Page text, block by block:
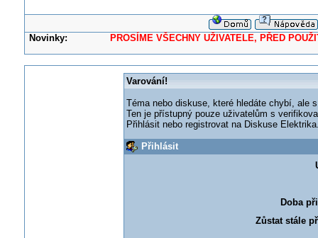
Novinky: PROSÍME VŠECHNY UŽIVATELE, PŘED
Varování!
Téma nebo diskuse, které hledáte chybí, ale
Ten je přístupný pouze uživatelům s
Přihlásit nebo registrovat na Diskuse
Přihlásit
Doba
Zůstat stále